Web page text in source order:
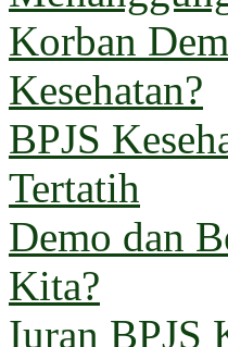
Korban
Kesehatan?
BPJS
Tertatih
Demo dan
Kita?
Iuran BPJS